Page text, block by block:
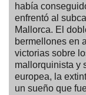
había
enfrentó al
Mallorca. El
bermellones en
victorias sobre
mallorquinista y
europea, la
un sueño que